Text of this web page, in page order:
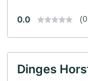
0.0
Dinges